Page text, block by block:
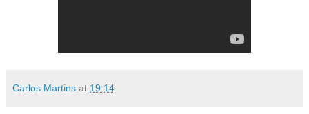
Carlos Martins at 19:14